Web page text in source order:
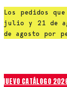
Saltar
al
contenido
Los pedidos
julio y 21 de
de agosto por
NUEVO CATÁLOGO